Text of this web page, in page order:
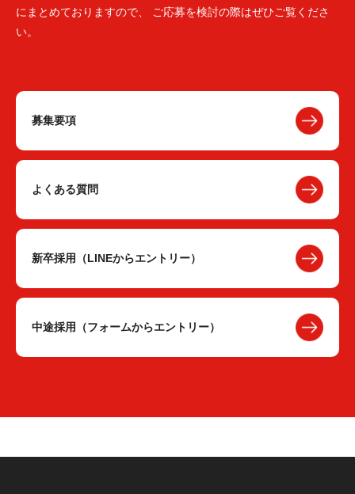
にまとめておりますので、 ご応募を検討の際はぜひご覧くださ
い。
募集要項
よくある質問
新卒採用（LINEからエントリー）
中途採用（フォームからエントリー）